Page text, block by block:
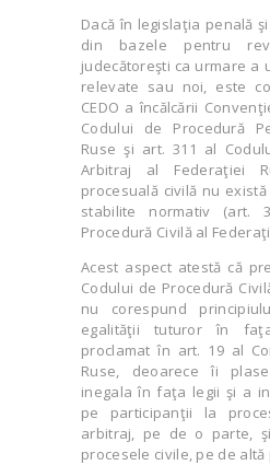
Dacă în legislaţia penală
din bazele pentru
judecătoreşti ca urmare a
relevate sau noi, este
CEDO a încălcării
Codului de Procedură
Ruse şi art. 311 al
Arbitraj al Federaţiei
procesuală civilă nu
stabilite normativ (art.
Procedură Civilă al
Acest aspect atestă că
Codului de Procedură
nu corespund
egalităţii tuturor în
proclamat în art. 19 al
Ruse, deoarece îi
inegala în faţa legii şi a
pe participanţii la
arbitraj, pe de o parte,
procesele civile, pe de altă